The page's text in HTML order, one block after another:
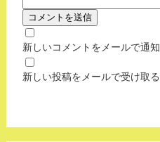
新しいコメントをメールで通知
新しい投稿をメールで受け取る